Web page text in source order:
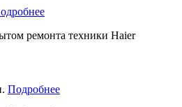
Подробнее